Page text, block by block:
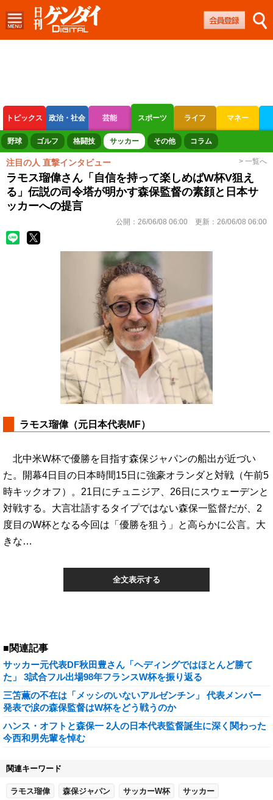
トピックス 政治・社会 芸能 スポーツ ライフ マネー
ボートレース 競輪 オートレース
野球 ゴルフ 格闘技 サッカー その他 コラム
注目の人 直撃インタビュー > 一覧へ
ラモス瑠偉さん「自信を持って楽しめばW杯V狙え
る」伝説の司令塔が明かす森保監督の素顔と日本サ
ッカーへの提言
公開： 26/06/08 06:00 更新： 26/06/08 06:00
ラモス瑠偉（元日本代表MF）
北中米W杯で優勝を目指す森保ジャパンの船出が近づい
た。開幕4日目の日本時間15日に強豪オランダと対戦（午前5
時キックオフ）。21日にチュニジア、26日にスウェーデンと
対戦する。大言壮語するタイプではない森保一監督だが、2
度目のW杯となる今回は「優勝を狙う」と高らかに公言。大
きな…
全文表示する
■関連記事
サッカー元代表DF秋田豊さん「ヘディングではほとんど勝て
た」 3試合フル出場98年フランスW杯を振り返る
三笘薫の不在は「メッシのいないアルゼンチン」 代表メンバー
発表で涙の森保監督はW杯をどう戦うのか
ハンス・オフトと森保一 2人の日本代表監督誕生に深く関わった
今西和男先輩を悼む
関連キーワード
ラモス瑠偉 森保ジャパン サッカーW杯 サッカー